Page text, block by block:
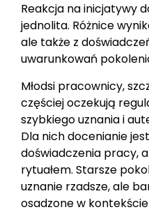
Reakcja na inicjatywy
jednolita. Różnice
ale także z
uwarunkowań
Młodsi pracownicy,
częściej oczekują
szybkiego uznania i
Dla nich docenianie
doświadczenia pracy,
rytuałem. Starsze
uznanie rzadsze, ale
osadzone w